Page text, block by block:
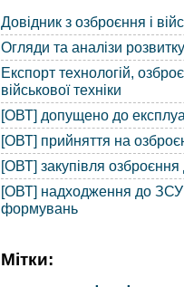
Довідник з озброєння і
Огляди та аналізи
Експорт технологій,
військової техніки
[ОВТ] допущено до
[ОВТ] прийняття на
[ОВТ] закупівля
[ОВТ] надходження до ЗСУ
формувань
Мітки: